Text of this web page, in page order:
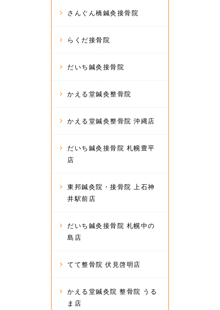
さんぐん橋鍼灸接骨院
らくだ接骨院
だいち鍼灸接骨院
かえる堂鍼灸整骨院
かえる堂鍼灸整骨院 沖縄店
だいち鍼灸接骨院 札幌豊平
店
東邦鍼灸院・接骨院 上石神
井駅前店
だいち鍼灸接骨院 札幌中の
島店
てて整骨院 伏見啓明店
かえる堂鍼灸院 整骨院 うる
ま店